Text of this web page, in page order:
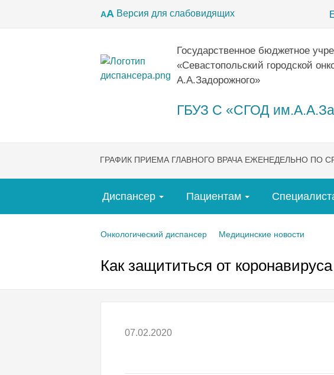
АА Версия для слабовидящих
Государственное бюджетное
«Севастопольский городской
А.А.Задорожного»
ГБУЗ С «СГОД
ГРАФИК ПРИЕМА ГЛАВНОГО ВРАЧА ЕЖЕНЕДЕЛЬНО ПО
Диспансер Пациентам
Онкологический диспансер Медицинские новости
Как защититься от
07.02.2020